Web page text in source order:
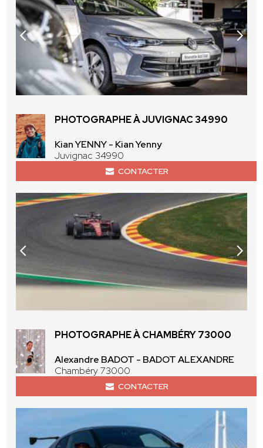
PHOTOGRAPHE À JUVIGNAC 34990
Kian YENNY - Kian Yenny
Juvignac 34990
CONTACTER
PHOTOGRAPHE À CHAMBÉRY 73000
Alexandre BADOT - BADOT ALEXANDRE
Chambéry 73000
CONTACTER